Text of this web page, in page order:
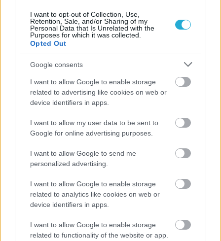
I want to opt-out of Collection, Use,
Retention, Sale, and/or Sharing of my
Personal Data that Is Unrelated with the
Purposes for which it was collected.
Opted Out
Google consents
I want to allow Google to enable storage
related to advertising like cookies on web or
device identifiers in apps.
I want to allow my user data to be sent to
Google for online advertising purposes.
I want to allow Google to send me
personalized advertising.
I want to allow Google to enable storage
related to analytics like cookies on web or
device identifiers in apps.
I want to allow Google to enable storage
related to functionality of the website or app.
ΓΝΩΜΕΣ
ΠΕΝΥ ΡΟΝΤΟΓΙΑΝΝΗ
11/03/2026
ευρωπαϊκό ραντεβού του
Παναθηναϊκού με την
ιστορία
08/03/2026
Αναγνώριση και σεβασμός
οι σημαντικότερες νίκες του